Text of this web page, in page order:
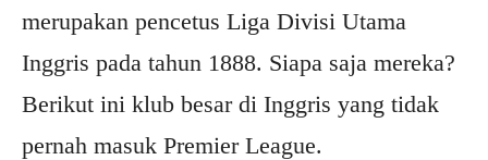
merupakan pencetus Liga Divisi Utama
Inggris pada tahun 1888. Siapa saja mereka?
Berikut ini klub besar di Inggris yang tidak
pernah masuk Premier League.